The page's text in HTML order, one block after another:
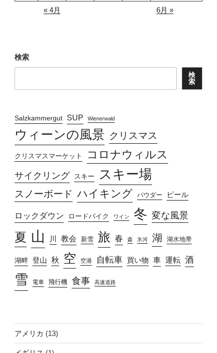
« 4月
6月 »
検索
検
索
Salzkammergut SUP Wienerwald
ウィーンの風景 クリスマス
クリスマスマーケット コロナウィルス
サイクリング スキー スキー場
スノーボード ハイキング パウダー ビール
ロックダウン ロードバイク ワイン 冬 変な風景
夏 山 川 教会 新雪 旅 春 森 氷河 湖 湖水地帯
湖畔 登山 秋 空 空港 自転車 買い物 車 運転 酒
雪 電車 飛行機 食事 高速道路
アメリカ (13)